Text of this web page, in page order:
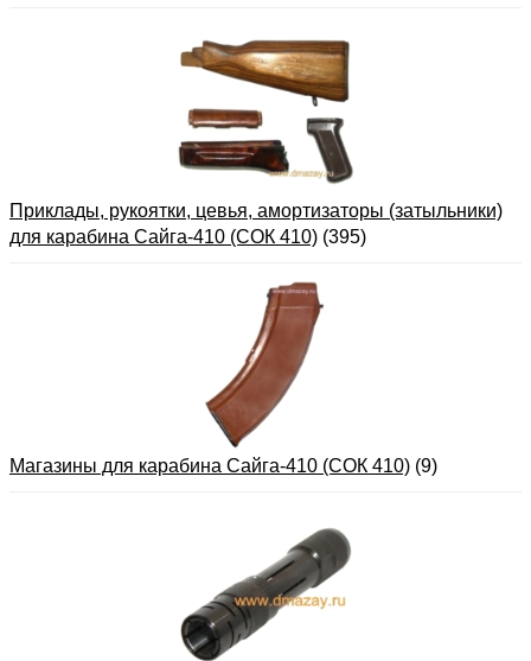
Приклады, рукоятки, цевья, амортизаторы (затыльники)
для карабина Сайга-410 (СОК 410) (395)
Магазины для карабина Сайга-410 (СОК 410) (9)